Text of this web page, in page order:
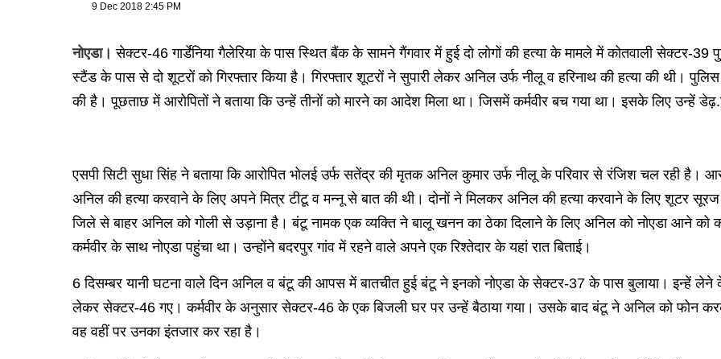
9 Dec 2018 2:45 PM
नोएडा। सेक्टर-46 गार्डेनिया गैलेरिया के पास स्थित बैंक के सामने गैंगवार में हुई दो लोगों की हत्या के मामले में कोतवाली सेक्टर-39
स्टैंड के पास से दो शूटरों को गिरफ्तार किया है। गिरफ्तार शूटरों ने सुपारी लेकर अनिल उर्फ नीलू व हरिनाथ की हत्या की थी।
की है। पूछताछ में आरोपितों ने बताया कि उन्हें तीनों को मारने का आदेश मिला था। जिसमें कर्मवीर बच गया था। इसके लिए उन्हें
एसपी सिटी सुधा सिंह ने बताया कि आरोपित भोलई उर्फ सतेंद्र की मृतक अनिल कुमार उर्फ नीलू के परिवार से रंजिश चल रही
अनिल की हत्या करवाने के लिए अपने मित्र टीटू व मन्नू से बात की थी। दोनों ने मिलकर अनिल की हत्या करवाने के लिए शूटर सूरज
जिले से बाहर अनिल को गोली से उड़ाना है। बंटू नामक एक व्यक्ति ने बालू खनन का ठेका दिलाने के लिए अनिल को नोएडा आने को
कर्मवीर के साथ नोएडा पहुंचा था। उन्होंने बदरपुर गांव में रहने वाले अपने एक रिश्तेदार के यहां रात बिताई।
6 दिसम्बर यानी घटना वाले दिन अनिल व बंटू की आपस में बातचीत हुई बंटू ने इनको नोएडा के सेक्टर-37 के पास बुलाया। इन्हें
लेकर सेक्टर-46 गए। कर्मवीर के अनुसार सेक्टर-46 के एक बिजली घर पर उन्हें बैठाया गया। उसके बाद बंटू ने अनिल को फोन
वह वहीं पर उनका इंतजार कर रहा है।